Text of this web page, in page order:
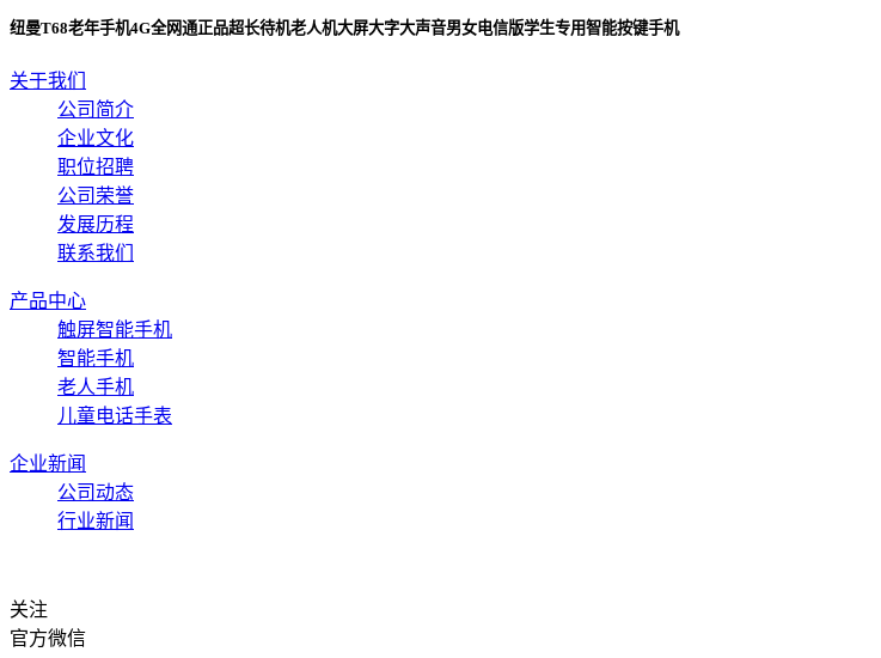
纽曼T68老年手机4G全网通正品超长待机老人机大屏大字大声音男女电信版学生专用智能按键手机
关于我们
公司简介
企业文化
职位招聘
公司荣誉
发展历程
联系我们
产品中心
触屏智能手机
智能手机
老人手机
儿童电话手表
企业新闻
公司动态
行业新闻
关注
官方微信